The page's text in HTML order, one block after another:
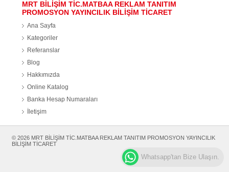
MRT BİLİŞİM TİC.MATBAA REKLAM TANITIM
PROMOSYON YAYINCILIK BİLİŞİM TİCARET
Ana Sayfa
Kategoriler
Referanslar
Blog
Hakkımızda
Online Katalog
Banka Hesap Numaraları
İletişim
© 2026 MRT BİLİŞİM TİC.MATBAA REKLAM TANITIM PROMOSYON YAYINCILIK
BİLİŞİM TİCARET
Web Tasarım
Whatsapp'tan Bize Ulaşın.